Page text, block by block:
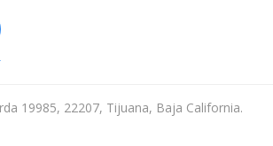
19985, 22207, Tijuana, Baja California.